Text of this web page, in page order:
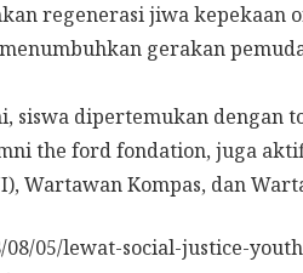
regenerasi jiwa kepekaan
gerakan
siswa dipertemukan dengan
the ford fondation, juga
Wartawan Kompas, dan
05/lewat-social-justice-